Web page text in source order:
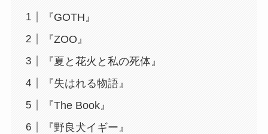
『GOTH』
『ZOO』
『夏と花火と私の死体』
『失はれる物語』
『The Book』
『野良犬イギー』